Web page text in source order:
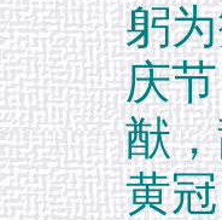
躬
庆
猷
黄